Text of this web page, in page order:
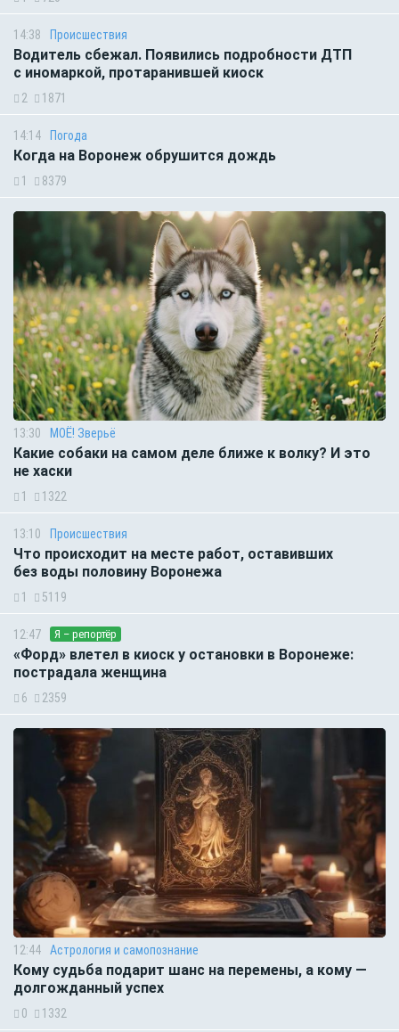
14:38 Происшествия
Водитель сбежал. Появились подробности ДТП
с иномаркой, протаранившей киоск
2 1871
14:14 Погода
Когда на Воронеж обрушится дождь
1 8379
13:30 МОЁ! Зверьё
Какие собаки на самом деле ближе к волку? И это
не хаски
1 1322
13:10 Происшествия
Что происходит на месте работ, оставивших
без воды половину Воронежа
1 5119
12:47 Я – репортёр
«Форд» влетел в киоск у остановки в Воронеже:
пострадала женщина
6 2359
12:44 Астрология и самопознание
Кому судьба подарит шанс на перемены, а кому —
долгожданный успех
0 1332